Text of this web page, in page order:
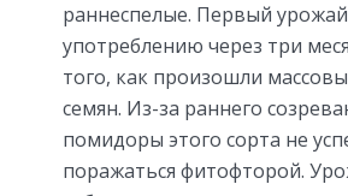
раннеспелые. Первый
употреблению через три
того, как произошли
семян. Из-за раннего
помидоры этого сорта не
поражаться фитофторой.